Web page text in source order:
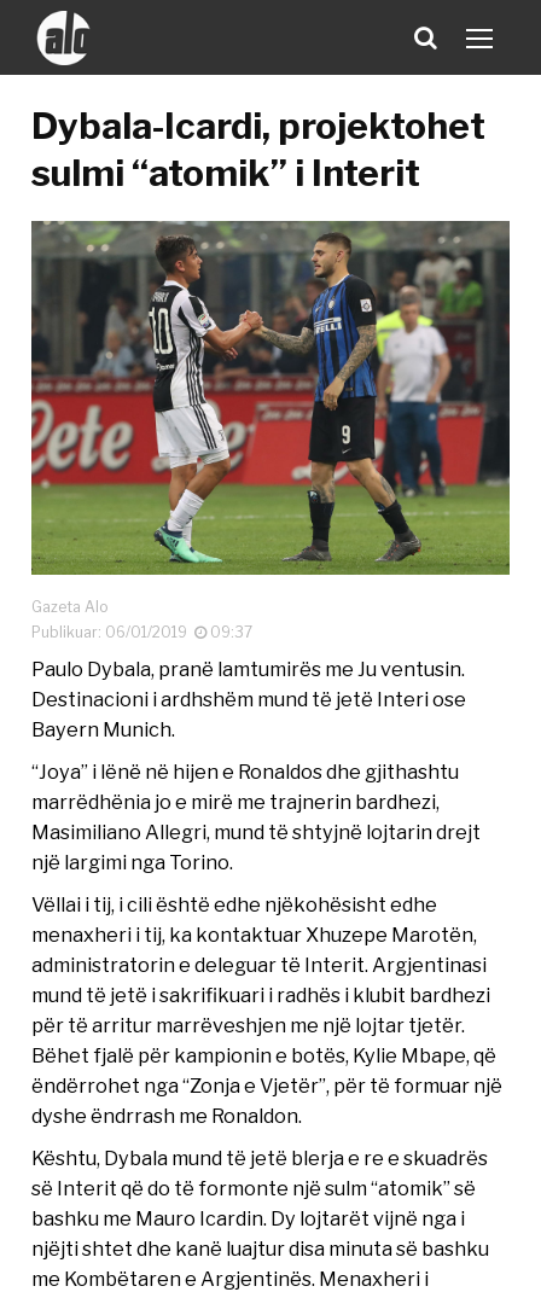
Dybala-Icardi, projektohet
sulmi “atomik” i Interit
Gazeta Alo
Publikuar: 06/01/2019
09:37
Paulo Dybala, pranë lamtumirës me Ju ventusin.
Destinacioni i ardhshëm mund të jetë Interi ose
Bayern Munich.
“Joya” i lënë në hijen e Ronaldos dhe gjithashtu
marrëdhënia jo e mirë me trajnerin bardhezi,
Masimiliano Allegri, mund të shtyjnë lojtarin drejt
një largimi nga Torino.
Vëllai i tij, i cili është edhe njëkohësisht edhe
menaxheri i tij, ka kontaktuar Xhuzepe Marotën,
administratorin e deleguar të Interit. Argjentinasi
mund të jetë i sakrifikuari i radhës i klubit bardhezi
për të arritur marrëveshjen me një lojtar tjetër.
Bëhet fjalë për kampionin e botës, Kylie Mbape, që
ëndërrohet nga “Zonja e Vjetër”, për të formuar një
dyshe ëndrrash me Ronaldon.
Kështu, Dybala mund të jetë blerja e re e skuadrës
së Interit që do të formonte një sulm “atomik” së
bashku me Mauro Icardin. Dy lojtarët vijnë nga i
njëjti shtet dhe kanë luajtur disa minuta së bashku
me Kombëtaren e Argjentinës. Menaxheri i